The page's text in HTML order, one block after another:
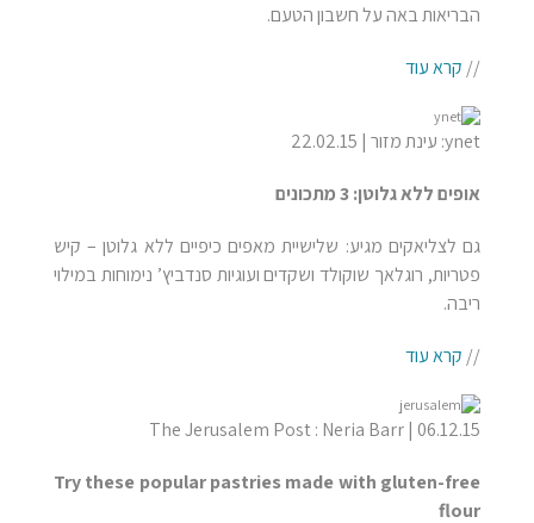
הבריאות באה על חשבון הטעם.
// קרא עוד
ynet: עינת מזור | 22.02.15
אופים ללא גלוטן: 3 מתכונים
גם לצליאקים מגיע: שלישיית מאפים כיפיים ללא גלוטן – קיש
פטריות, רוגלאך שוקולד ושקדים ועוגיות סנדביץ’ נימוחות במילוי
ריבה.
// קרא עוד
The Jerusalem Post : Neria Barr | 06.12.15
Try these popular pastries made with gluten-free
flour